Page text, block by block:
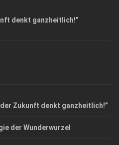
denkt ganzheitlich!”
Zukunft denkt ganzheitlich!”
der Wunderwurzel